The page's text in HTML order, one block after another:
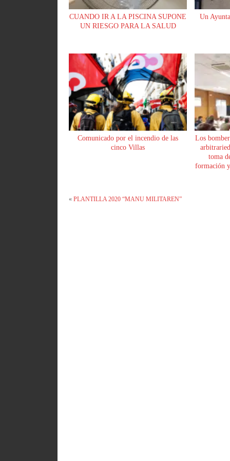
CUANDO IR A LA PISCINA SUPONE
UN RIESGO PARA LA SALUD
Un
Comunicado por el incendio de las
cinco Villas
Los
toma
formación
«PLANTILLA 2020 “MANU MILITAREN”